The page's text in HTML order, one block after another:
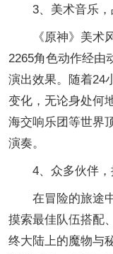
3、美术音乐，
《原神》美术风
2265角色动作经由
演出效果。随着24
变化，无论身处何
海交响乐团等世界
演奏。
4、众多伙伴，
在冒险的旅途中
摸索最佳队伍搭配
终大陆上的魔物与